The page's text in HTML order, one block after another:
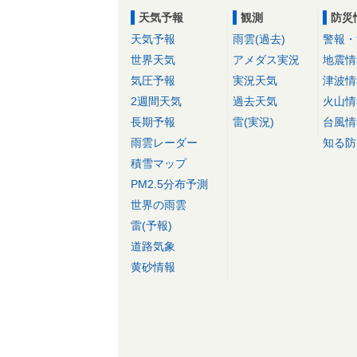
天気予報
天気予報
世界天気
気圧予報
2週間天気
長期予報
雨雲レーダー
積雪マップ
PM2.5分布予測
世界の雨雲
雷(予報)
道路気象
黄砂情報
観測
雨雲(過去)
アメダス実況
実況天気
過去天気
雷(実況)
防災
警報
地震
津波
火山
台風
知る